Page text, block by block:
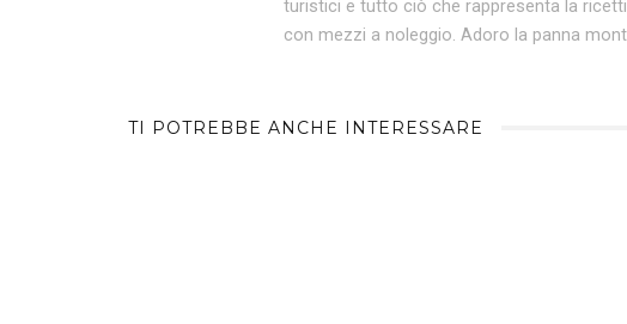
turistici e tutto ciò che rappresenta la
con mezzi a noleggio. Adoro la panna
TI POTREBBE ANCHE INTERESSARE